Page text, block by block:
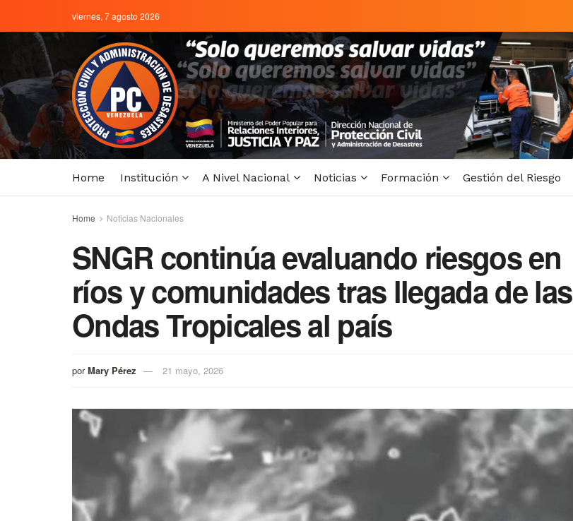
viernes, 7 agosto 2026
Home Institución A Nivel Nacional Noticias Formación Gestión del Riesgo
Home Noticias Nacionales
SNGR continúa evaluando riesgos en
ríos y comunidades tras llegada de las
Ondas Tropicales al país
por Mary Pérez 21 mayo, 2026